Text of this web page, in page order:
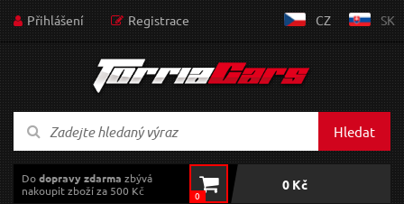
Přihlášení Registrace CZ SK
Hledat
Dodopravy zdarma zbývá
nakoupit zboží za 500 Kč
0
0 Kč